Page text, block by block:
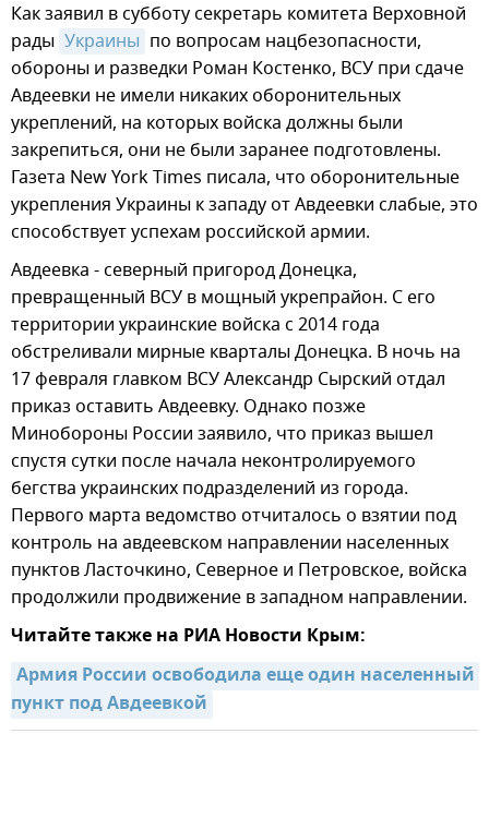
Как заявил в субботу секретарь комитета Верховной
рады Украины по вопросам нацбезопасности,
обороны и разведки Роман Костенко, ВСУ при сдаче
Авдеевки не имели никаких оборонительных
укреплений, на которых войска должны были
закрепиться, они не были заранее подготовлены.
Газета New York Times писала, что оборонительные
укрепления Украины к западу от Авдеевки слабые, это
способствует успехам российской армии.
Авдеевка - северный пригород Донецка,
превращенный ВСУ в мощный укрепрайон. С его
территории украинские войска с 2014 года
обстреливали мирные кварталы Донецка. В ночь на
17 февраля главком ВСУ Александр Сырский отдал
приказ оставить Авдеевку. Однако позже
Минобороны России заявило, что приказ вышел
спустя сутки после начала неконтролируемого
бегства украинских подразделений из города.
Первого марта ведомство отчиталось о взятии под
контроль на авдеевском направлении населенных
пунктов Ласточкино, Северное и Петровское, войска
продолжили продвижение в западном направлении.
Читайте также на РИА Новости Крым:
Армия России освободила еще один населенный
пункт под Авдеевкой